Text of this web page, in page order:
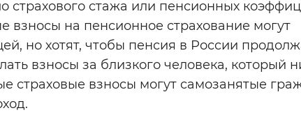
страхового стажа или пенсионных
на пенсионное страхование могут
но хотят, чтобы пенсия в России
взносы за близкого человека, который
страховые взносы могут самозанятые